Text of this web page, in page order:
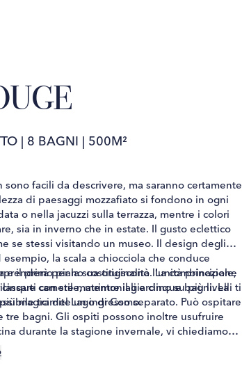
| 8 BAGNI 500M²
facili da descrivere, ma saranno certamente
di paesaggi mozzafiato si fondono in ogni
o nella jacuzzi sulla terrazza, mentre i colori
sia in inverno che in estate. Il gusto eclettico
se stessi visitando un museo. Il design degli
la scala a chiocciola che conduce
per la sua originalità. La combinazione
con stile, mentre il giardino su più livelli ti
magici del Lago di Como.
e il primo piano costituiscono l’unità principale,
camere matrimoniali e cinque bagni. La
tramite un ingresso separato. Può ospitare
tre bagni. Gli ospiti possono inoltre usufruire
durante la stagione invernale, vi chiediamo
così da poterla riscaldare adeguatamente.